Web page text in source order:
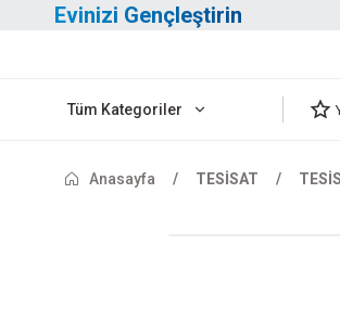
Evinizi Gençleştirin
Tüm Kategoriler
Anasayfa TESİSAT